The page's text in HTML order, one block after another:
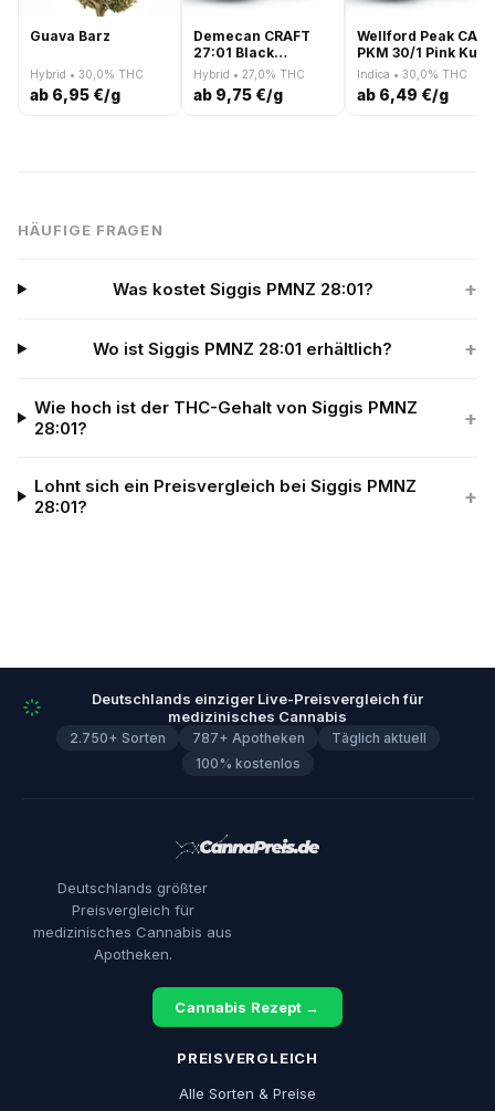
Guava Barz
Hybrid • 30,0% THC
ab 6,95 €/g
Demecan CRAFT
27:01 Black
Triangle
Hybrid • 27,0% THC
ab 9,75 €/g
Wellford Peak CA
PKM 30/1 Pink Kush
Mints
Indica • 30,0% THC
ab 6,49 €/g
HÄUFIGE FRAGEN
Was kostet Siggis PMNZ 28:01? +
Wo ist Siggis PMNZ 28:01 erhältlich? +
Wie hoch ist der THC-Gehalt von Siggis PMNZ
28:01?
+
Lohnt sich ein Preisvergleich bei Siggis PMNZ
28:01?
+
Deutschlands einziger Live-Preisvergleich für
medizinisches Cannabis
2.750+ Sorten 787+ Apotheken
Täglich aktuell
100% kostenlos
Deutschlands größter
Preisvergleich für
medizinisches Cannabis aus
Apotheken.
Cannabis Rezept →
PREISVERGLEICH
Alle Sorten & Preise